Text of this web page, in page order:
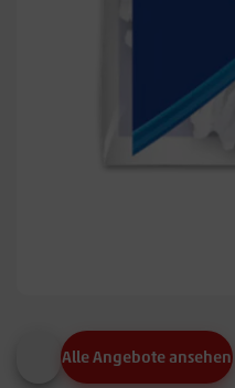
Alle Angebote ansehen